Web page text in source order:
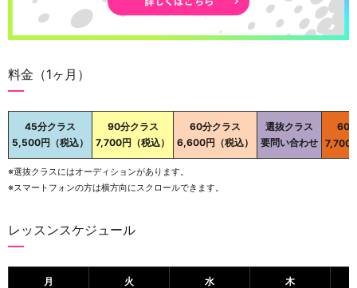
料金（1ヶ月）
45分クラス
5,500円（税込）
90分クラス
7,700円（税込）
60分クラス
6,600円（税込）
選抜クラス
要問い合わせ
60
7,700
※選抜クラスにはオーディションがあります。
※スマートフォンの方は横方向にスクロールできます。
レッスンスケジュール
月 火 水 木